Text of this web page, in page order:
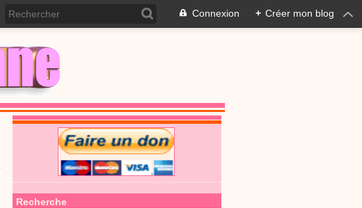
Connexion + Créer mon blog
Recherche